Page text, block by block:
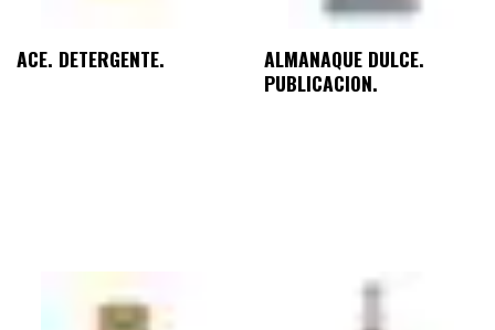
ACE. DETERGENTE.
ALMANAQUE DULCE.
PUBLICACION.